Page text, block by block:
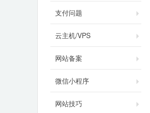
支付问题
云主机/VPS
网站备案
微信小程序
网站技巧